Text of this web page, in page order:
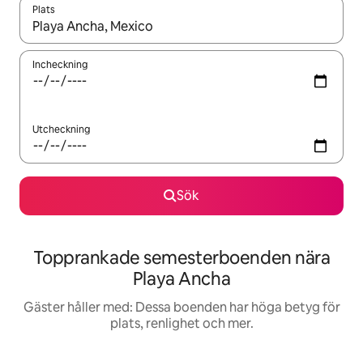
Plats
När resultaten är tillgängliga kan du navigera med upp- och
Incheckning
Utcheckning
Sök
Topprankade semesterboenden nära
Playa Ancha
Gäster håller med: Dessa boenden har höga betyg för
plats, renlighet och mer.